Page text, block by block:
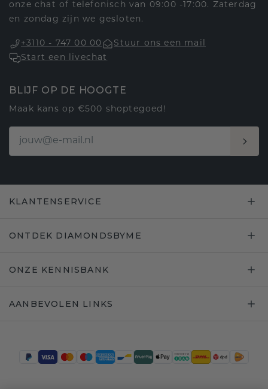
onze chat of telefonisch van 09:00 -17:00. Zaterdag
en zondag zijn we gesloten.
+3110 - 747 00 00
Stuur ons een mail
Start een livechat
BLIJF OP DE HOOGTE
Maak kans op €500 shoptegoed!
KLANTENSERVICE
ONTDEK DIAMONDSBYME
ONZE KENNISBANK
AANBEVOLEN LINKS